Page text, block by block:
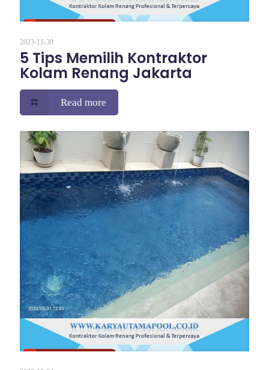
2023-11-30
5 Tips Memilih Kontraktor
Kolam Renang Jakarta
Read more